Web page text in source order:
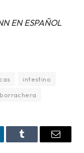
EN ESPAÑOL
intestino
Tumblr Email